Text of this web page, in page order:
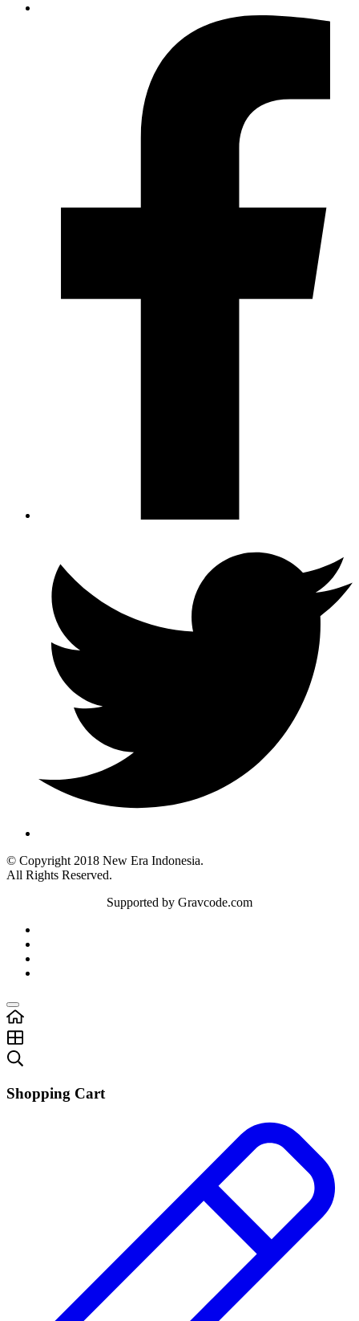
© Copyright 2018 New Era Indonesia.
All Rights Reserved.
Supported by Gravcode.com
Shopping Cart